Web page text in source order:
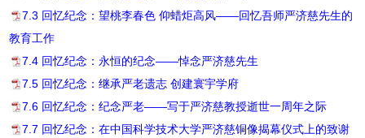
7.3 回忆纪念：望桃李春色 仰蜡炬高风——回忆吾师严济慈先生的
教育工作
7.4 回忆纪念：永恒的纪念——悼念严济慈先生
7.5 回忆纪念：继承严老遗志 创建寰宇学府
7.6 回忆纪念：纪念严老——写于严济慈教授逝世一周年之际
7.7 回忆纪念：在中国科学技术大学严济慈铜像揭幕仪式上的致谢